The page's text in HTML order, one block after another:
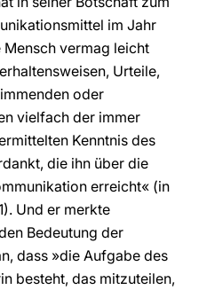
im Jahr
vermag leicht
Urteile,
oder
vielfach der immer
Kenntnis des
die ihn über die
erreicht« (in
Und er merkte
Bedeutung der
dass »die Aufgabe des
besteht, das mitzuteilen,